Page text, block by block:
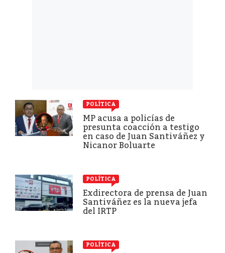
POLÍTICA
MP acusa a policías de
presunta coacción a testigo
en caso de Juan Santiváñez y
Nicanor Boluarte
POLÍTICA
Exdirectora de prensa de Juan
Santiváñez es la nueva jefa
del IRTP
POLÍTICA